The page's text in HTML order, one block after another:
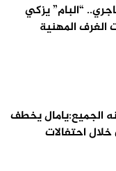
“البام” يزكي
الغرف المهنية
الجميع:يامال يخطف
احتفالات